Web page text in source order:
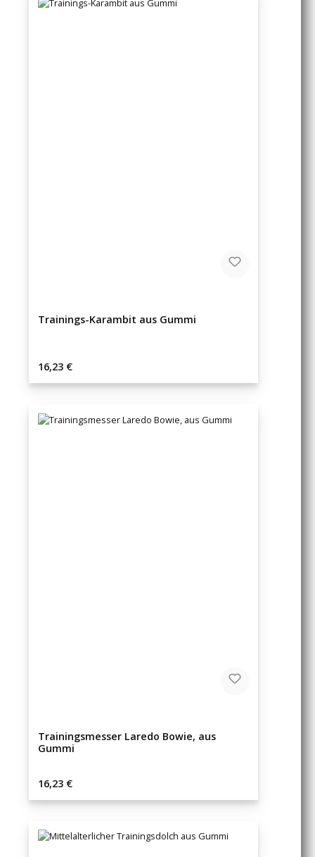
Trainings-Karambit aus Gummi
Regulärer Preis:
16,23 €
Trainingsmesser Laredo Bowie, aus
Gummi
Regulärer Preis:
16,23 €